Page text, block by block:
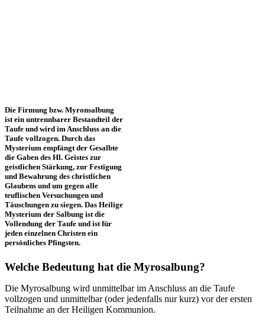
Die Firmung bzw. Myronsalbung
ist ein untrennbarer Bestandteil der
Taufe und wird im Anschluss an die
Taufe vollzogen. Durch das
Mysterium empfängt der Gesalbte
die Gaben des Hl. Geistes zur
geistlichen Stärkung, zur Festigung
und Bewahrung des christlichen
Glaubens und um gegen alle
teuflischen Versuchungen und
Täuschungen zu siegen. Das Heilige
Mysterium der Salbung ist die
Vollendung der Taufe und ist für
jeden einzelnen Christen ein
persönliches Pfingsten.
Welche Bedeutung hat die Myrosalbung?
Die Myrosalbung wird unmittelbar im Anschluss an die Taufe
vollzogen und unmittelbar (oder jedenfalls nur kurz) vor der ersten
Teilnahme an der Heiligen Kommunion.